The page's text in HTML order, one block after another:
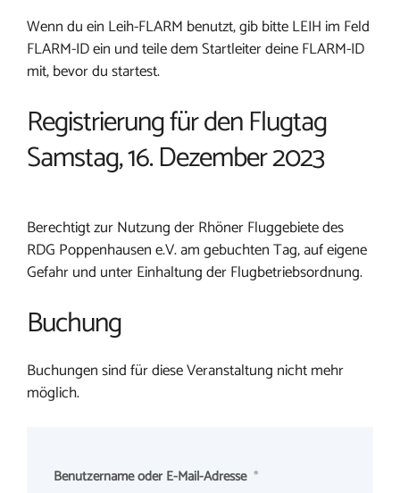
Wenn du ein Leih-FLARM benutzt, gib bitte LEIH im Feld
FLARM-ID ein und teile dem Startleiter deine FLARM-ID
mit, bevor du startest.
Registrierung für den Flugtag
Samstag, 16. Dezember 2023
Berechtigt zur Nutzung der Rhöner Fluggebiete des
RDG Poppenhausen e.V. am gebuchten Tag, auf eigene
Gefahr und unter Einhaltung der Flugbetriebsordnung.
Buchung
Buchungen sind für diese Veranstaltung nicht mehr
möglich.
Benutzername oder E-Mail-Adresse *